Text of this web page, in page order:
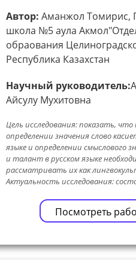
Автор: Аманжол Томирис,
школа №5 аула
обраования
Республика Казахстан
Научный руководитель:
Айсулу Мухитовна
Цель исследования: показать,
определении значения слово
языке и определении смыслового
и талант в русском языке
рассматривать их как
Актуальность исследования:
Посмотреть